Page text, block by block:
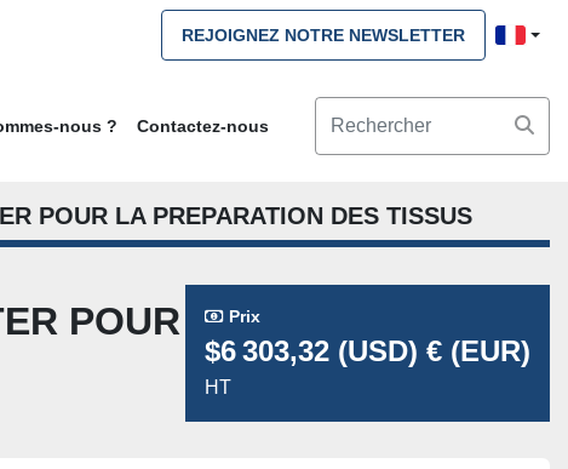
REJOIGNEZ NOTRE NEWSLETTER
nous ? Contactez-nous
POUR LA PREPARATION DES TISSUS
POUR
Prix
$6 303,32 (USD) € (EUR)
HT